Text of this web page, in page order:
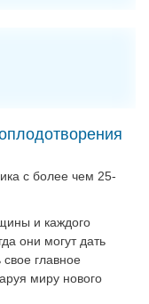
с более чем 25-
и каждого
они могут дать
главное
миру нового